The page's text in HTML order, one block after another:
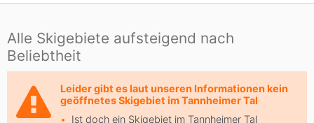
Alle Skigebiete aufsteigend nach
Beliebtheit
Leider gibt es laut unseren Informationen kein
geöffnetes Skigebiet im Tannheimer Tal
Ist doch ein Skigebiet im Tannheimer Tal